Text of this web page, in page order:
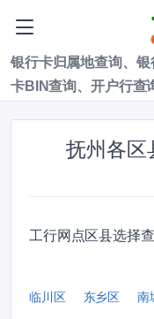
银行卡归属地查询、
卡BIN查询、开户行查
抚州各区
工行网点区县选择
临川区 东乡区 南